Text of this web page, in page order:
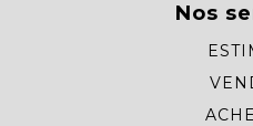
Nos